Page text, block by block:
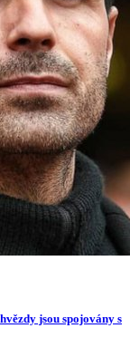
jsou spojovány s